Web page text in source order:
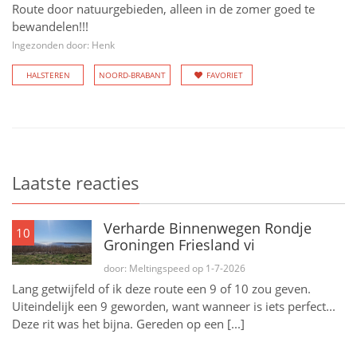
Route door natuurgebieden, alleen in de zomer goed te
bewandelen!!!
Ingezonden door: Henk
HALSTEREN NOORD-BRABANT FAVORIET
Laatste reacties
10
Verharde Binnenwegen Rondje
Groningen Friesland vi
door: Meltingspeed op 1-7-2026
Lang getwijfeld of ik deze route een 9 of 10 zou geven.
Uiteindelijk een 9 geworden, want wanneer is iets perfect...
Deze rit was het bijna. Gereden op een [...]